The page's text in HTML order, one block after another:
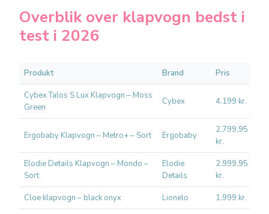
Overblik over klapvogn bedst i
test i 2026
Produkt Brand Pris
Cybex Talos S Lux Klapvogn – Moss
Green
Cybex 4.199 kr.
Ergobaby Klapvogn – Metro+ – Sort Ergobaby
2.799,95
kr.
Elodie Details Klapvogn – Mondo –
Sort
Elodie
Details
2.999,95
kr.
Cloe klapvogn – black onyx Lionelo 1.999 kr.